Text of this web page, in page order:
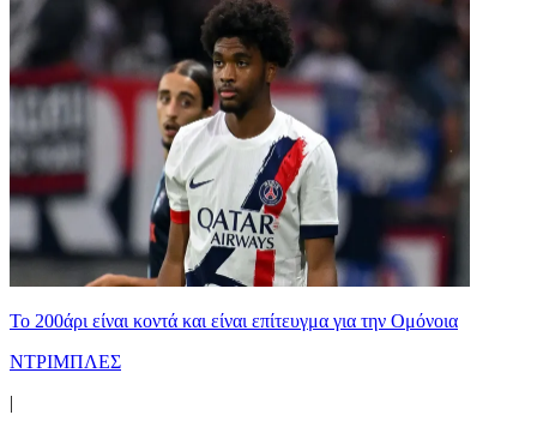
Το 200άρι είναι κοντά και είναι επίτευγμα για την Ομόνοια
ΝΤΡΙΜΠΛΕΣ
|